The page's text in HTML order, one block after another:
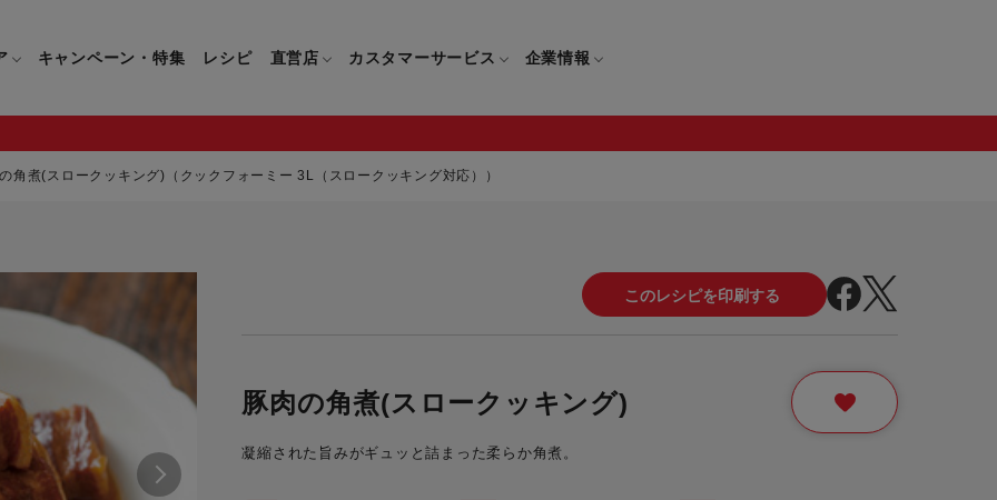
ン・鍋
マルチみじん切り器
ドリンクウェア
キッチンツール
ハンドブレンダー
フードプロセッサー
すべてのキッチン用品一覧
キッチンナイフ(包丁)一覧
マルチみじん切り器一覧
保存容器一覧
ドリンクウェア一覧
キッチンツール一覧
ハンドブレンダー一覧
フードプロセッサー一覧
ギフト・プレゼント特集
キャンペーン・特集 レシピ 直営店 カスタマーサービス
製品についてのよくあるご質問
ご購入についてのよくあるご質問
ティファール会員に関するよくある
ご質問
保証について
部品注文について
企業情報
グループセブジャパン
角煮(スロークッキング)（クックフォーミー 3L（スロークッキング対応））
豚肉の角煮(スロークッキング)
凝縮された旨みがギュッと詰まった柔らか角煮。